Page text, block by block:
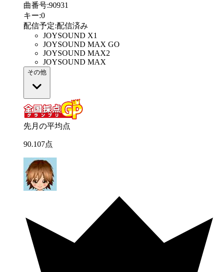
曲番号:90931
キー:0
配信予定:配信済み
JOYSOUND X1
JOYSOUND MAX GO
JOYSOUND MAX2
JOYSOUND MAX
その他
先月の平均点
90.107点